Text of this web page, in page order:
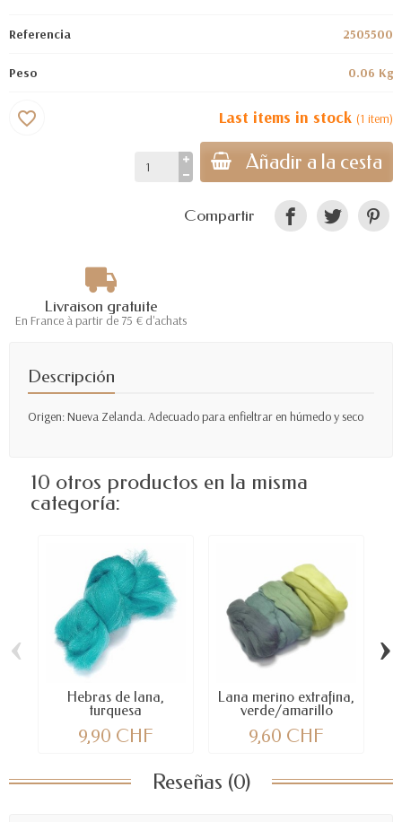
Referencia 2505500
Peso 0.06 Kg
Last items in stock (1 item)
Añadir a la cesta
favorite_border
Compartir
Livraison gratuite
En France à partir de 75 € d'achats
Descripción
Origen: Nueva Zelanda. Adecuado para enfieltrar en húmedo y seco
10 otros productos en la misma
categoría:
Hebras de lana,
turquesa
9,90 CHF
Lana merino extrafina,
verde/amarillo
9,60 CHF
‹ ›
Reseñas (0)